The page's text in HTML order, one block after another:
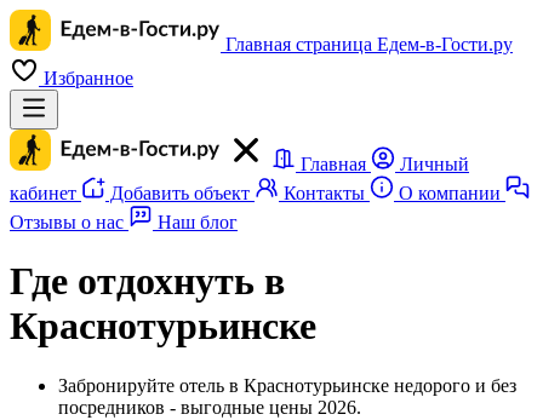
Главная страница Едем-в-Гости.ру
Избранное
Главная
Личный
кабинет
Добавить объект Контакты
О компании
Отзывы о нас
Наш блог
Где отдохнуть в
Краснотурьинске
Забронируйте отель в Краснотурьинске недорого и без
посредников - выгодные цены 2026.